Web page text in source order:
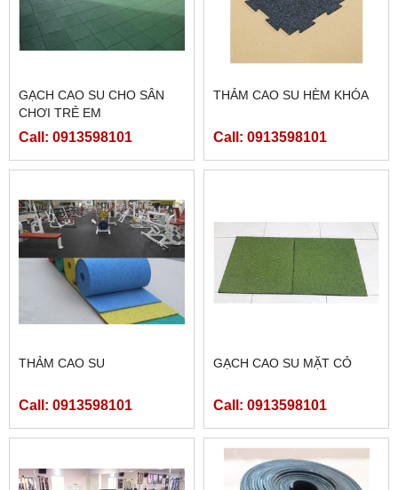
GẠCH CAO SU CHO SÂN
CHƠI TRẺ EM
Call: 0913598101
THẢM CAO SU HÈM KHÓA
Call: 0913598101
THẢM CAO SU
Call: 0913598101
GẠCH CAO SU MẶT CỎ
Call: 0913598101